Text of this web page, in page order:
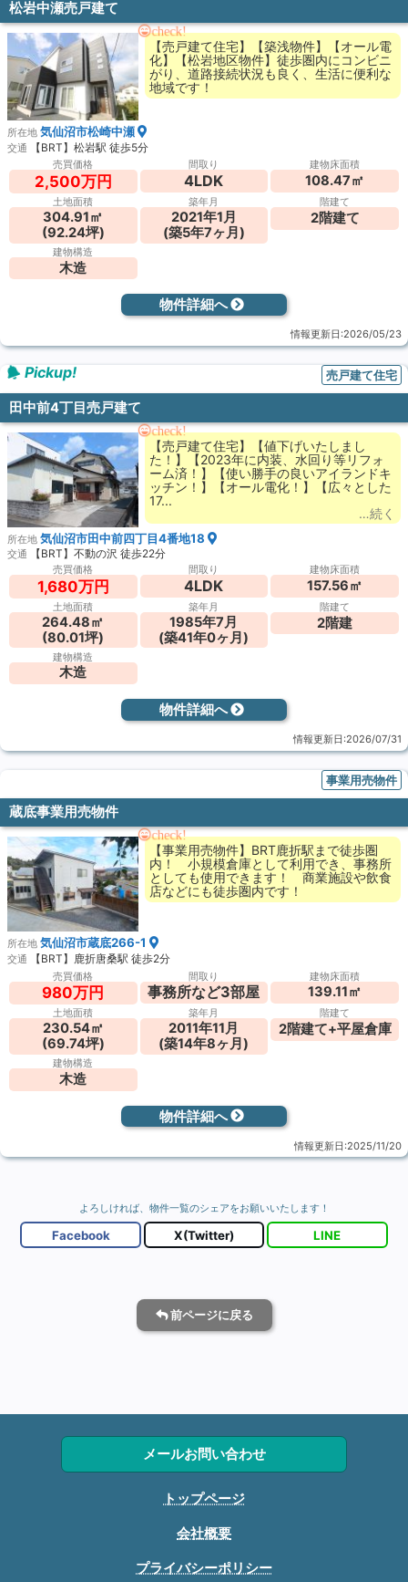
松岩中瀬売戸建て
check!
【売戸建て住宅】【築浅物件】【オール電
化】【松岩地区物件】徒歩圏内にコンビニ
がり、道路接続状況も良く、生活に便利な
地域です！
所在地 気仙沼市松崎中瀬
交通 【BRT】松岩駅 徒歩5分
売買価格
2,500万円
間取り
4LDK
建物床面積
108.47㎡
土地面積
304.91㎡
(92.24坪)
築年月
2021年1月
(築5年7ヶ月)
階建て
2階建て
建物構造
木造
物件詳細へ
情報更新日:2026/05/23
Pickup! 売戸建て住宅
田中前4丁目売戸建て
check!
【売戸建て住宅】【値下げいたしまし
た！】【2023年に内装、水回り等リフォ
ーム済！】【使い勝手の良いアイランドキ
ッチン！】【オール電化！】【広々とした
17...
…続く
所在地 気仙沼市田中前四丁目4番地18
交通 【BRT】不動の沢 徒歩22分
売買価格
1,680万円
間取り
4LDK
建物床面積
157.56㎡
土地面積
264.48㎡
(80.01坪)
築年月
1985年7月
(築41年0ヶ月)
階建て
2階建
建物構造
木造
物件詳細へ
情報更新日:2026/07/31
事業用売物件
蔵底事業用売物件
check!
【事業用売物件】BRT鹿折駅まで徒歩圏
内！ 小規模倉庫として利用でき、事務所
としても使用できます！ 商業施設や飲食
店などにも徒歩圏内です！
所在地 気仙沼市蔵底266-1
交通 【BRT】鹿折唐桑駅 徒歩2分
売買価格
980万円
間取り
事務所など3部屋
建物床面積
139.11㎡
土地面積
230.54㎡
(69.74坪)
築年月
2011年11月
(築14年8ヶ月)
階建て
2階建て+平屋倉庫
建物構造
木造
物件詳細へ
情報更新日:2025/11/20
よろしければ、物件一覧のシェアをお願いいたします！
Facebook X(Twitter) LINE
メールお問い合わせ
トップページ
会社概要
プライバシーポリシー